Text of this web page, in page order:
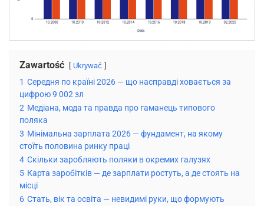
Zawartość Ukrywać
1 Середня по країні 2026 — що насправді ховається за
цифрою 9 002 зл
2 Медіана, мода та правда про гаманець типового
поляка
3 Мінімальна зарплата 2026 — фундамент, на якому
стоїть половина ринку праці
4 Скільки заробляють поляки в окремих галузях
5 Карта заробітків — де зарплати ростуть, а де стоять на
місці
6 Стать, вік та освіта — невидимі руки, що формують